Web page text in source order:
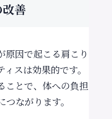
善
原因で起こる肩こり
スは効果的です。
ことで、体への負担
ながります。